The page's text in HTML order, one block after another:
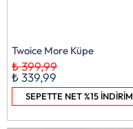
Twoice More Küpe
₺ 339,99
₺ 399,99
SEPETTE NET %15 İNDİRİM